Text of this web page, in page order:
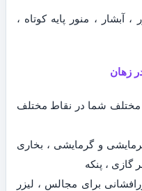
آبشار ، منور پایه کوتاه ،
زهان
مختلف شما در نقاط مختلف
و گرمایشی ، بخاری
گازی ، پنکه
برای مجالس ، لیزر